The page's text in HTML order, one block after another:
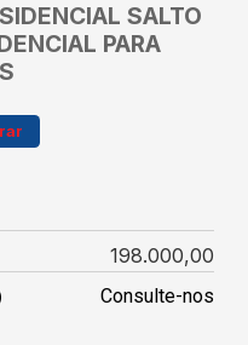
SALTO
PARA
198.000,00
Consulte-nos